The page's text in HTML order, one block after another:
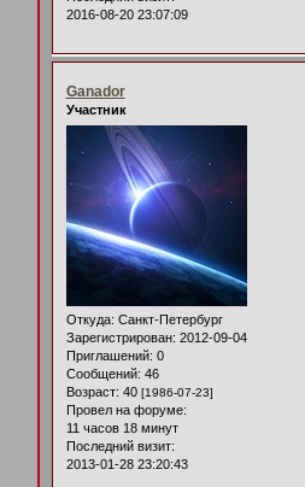
2016-08-20 23:07:09
Ganador
Участник
Откуда: Санкт-Петербург
Зарегистрирован: 2012-09-04
Приглашений: 0
Сообщений: 46
Возраст: 40 [1986-07-23]
Провел на форуме:
11 часов 18 минут
Последний визит:
2013-01-28 23:20:43